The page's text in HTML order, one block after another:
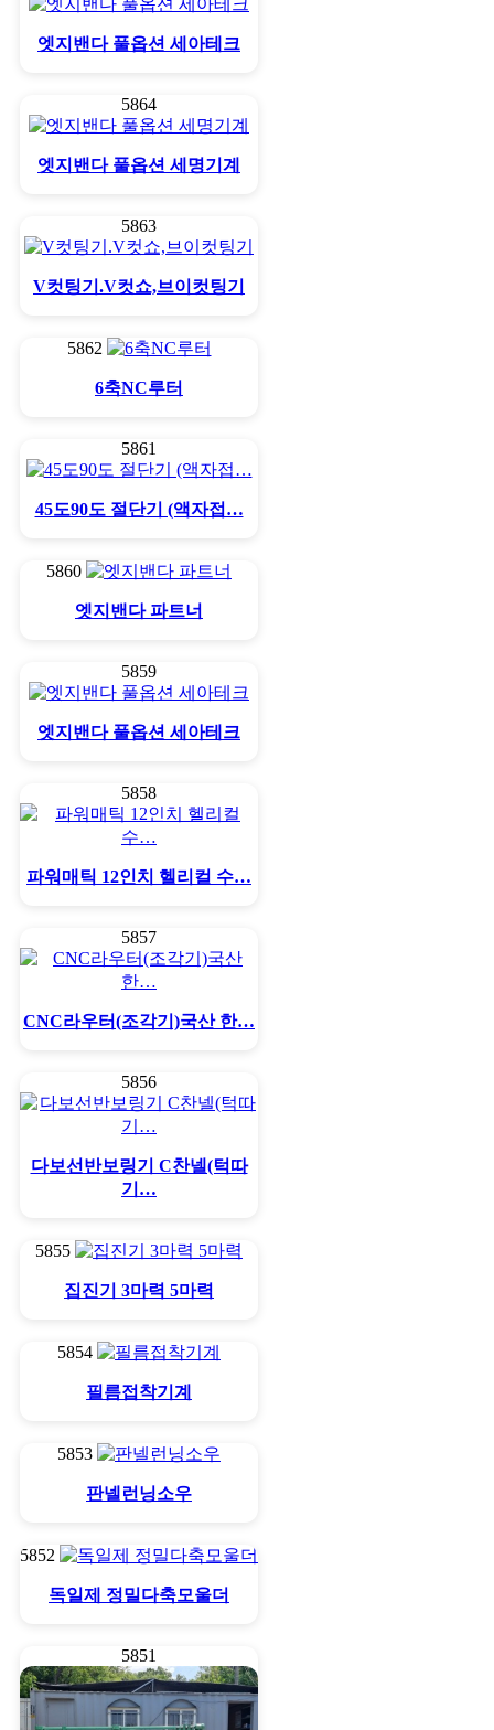
엣지밴다 풀옵션 세아테크
5864
엣지밴다 풀옵션 세명기계
5863
V컷팅기.V컷쇼,브이컷팅기
5862
6축NC루터
5861
45도90도 절단기 (액자접…
5860
엣지밴다 파트너
5859
엣지밴다 풀옵션 세아테크
5858
파워매틱 12인치 헬리컬 수…
5857
CNC라우터(조각기)국산 한…
5856
다보선반보링기 C찬넬(턱따
기…
5855
집진기 3마력 5마력
5854
필름접착기계
5853
판넬런닝소우
5852
독일제 정밀다축모울더
5851